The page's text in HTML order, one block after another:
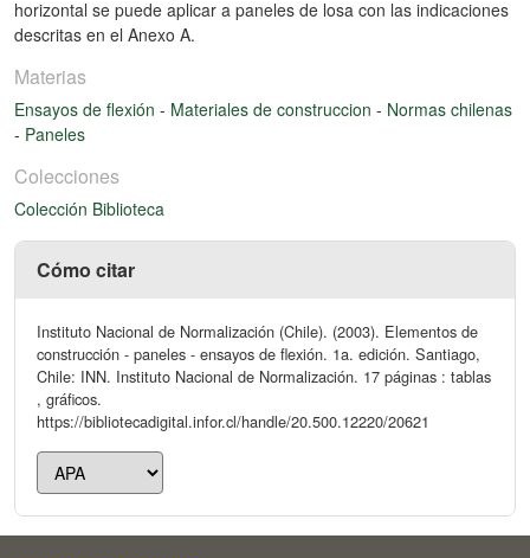
horizontal se puede aplicar a paneles de losa con las indicaciones
descritas en el Anexo A.
Materias
Ensayos de flexión - Materiales de construccion - Normas chilenas
- Paneles
Colecciones
Colección Biblioteca
Cómo citar
Instituto Nacional de Normalización (Chile). (2003). Elementos de
construcción - paneles - ensayos de flexión. 1a. edición. Santiago,
Chile: INN. Instituto Nacional de Normalización. 17 páginas : tablas
, gráficos.
https://bibliotecadigital.infor.cl/handle/20.500.12220/20621